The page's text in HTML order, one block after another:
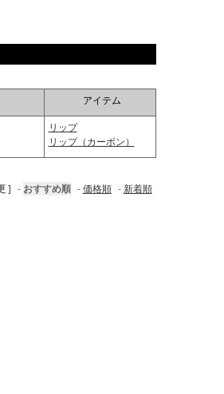
アイテム
リップ
リップ（カーボン）
] - おすすめ順 -価格順 -新着順